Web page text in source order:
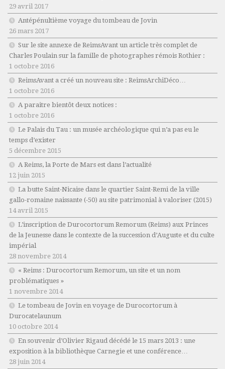
29 avril 2017
Antépénultième voyage du tombeau de Jovin
26 mars 2017
Sur le site annexe de ReimsAvant un article très complet de
Charles Poulain sur la famille de photographes rémois Rothier :
1 octobre 2016
ReimsAvant a créé un nouveau site : ReimsArchiDéco…
1 octobre 2016
A paraitre bientôt deux notices :
1 octobre 2016
Le Palais du Tau : un musée archéologique qui n’a pas eu le
temps d’exister
5 décembre 2015
A Reims, la Porte de Mars est dans l’actualité
12 juin 2015
La butte Saint-Nicaise dans le quartier Saint-Remi de la ville
gallo-romaine naissante (-50) au site patrimonial à valoriser (2015)
14 avril 2015
L’inscription de Durocortorum Remorum (Reims) aux Princes
de la Jeunesse dans le contexte de la succession d’Auguste et du culte
impérial
28 novembre 2014
« Reims : Durocortorum Remorum, un site et un nom
problématiques »
1 novembre 2014
Le tombeau de Jovin en voyage de Durocortorum à
Durocatelaunum
10 octobre 2014
En souvenir d’Olivier Rigaud décédé le 15 mars 2013 : une
exposition à la bibliothèque Carnegie et une conférence…
28 juin 2014